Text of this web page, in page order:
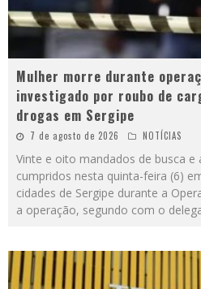
Mulher morre durante
investigado por roubo de
drogas em Sergipe
7 de agosto de 2026 NOTÍCIAS
Vinte e oito mandados de busca e
cumpridos nesta quinta-feira (6)
cidades de Sergipe durante a
a operação, segundo com o